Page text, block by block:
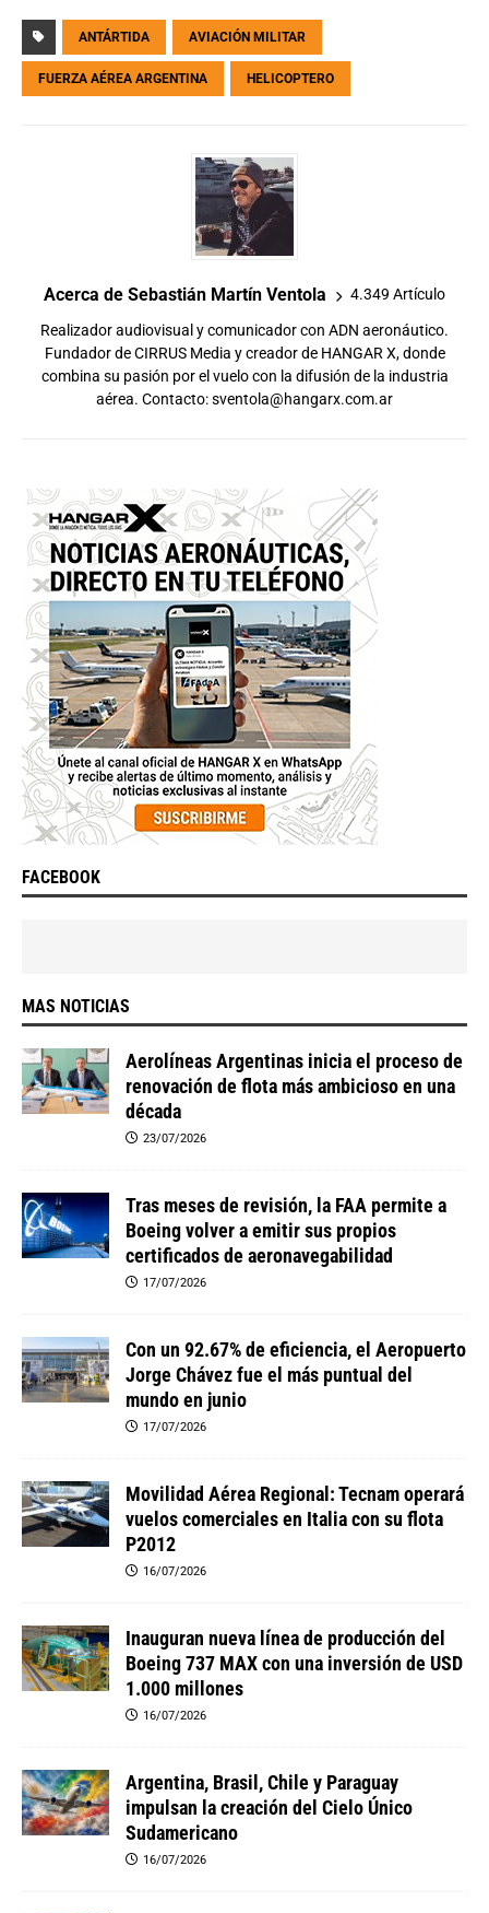
ANTÁRTIDA AVIACIÓN MILITAR
FUERZA AÉREA ARGENTINA HELICOPTERO
Acerca de Sebastián Martín Ventola 4.349 Artículo
Realizador audiovisual y comunicador con ADN aeronáutico.
Fundador de CIRRUS Media y creador de HANGAR X, donde
combina su pasión por el vuelo con la difusión de la industria
aérea. Contacto:sventola@hangarx.com.ar
FACEBOOK
MAS NOTICIAS
Aerolíneas Argentinas inicia el proceso de
renovación de flota más ambicioso en una
década
23/07/2026
Tras meses de revisión, la FAA permite a
Boeing volver a emitir sus propios
certificados de aeronavegabilidad
17/07/2026
Con un 92.67% de eficiencia, el Aeropuerto
Jorge Chávez fue el más puntual del
mundo en junio
17/07/2026
Movilidad Aérea Regional: Tecnam operará
vuelos comerciales en Italia con su flota
P2012
16/07/2026
Inauguran nueva línea de producción del
Boeing 737 MAX con una inversión de USD
1.000 millones
16/07/2026
Argentina, Brasil, Chile y Paraguay
impulsan la creación del Cielo Único
Sudamericano
16/07/2026